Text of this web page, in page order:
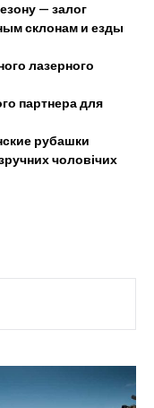
— залог
склонам и езды
лазерного
партнера для
рубашки
чоловічих